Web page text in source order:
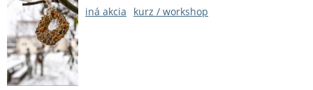
iná akcia kurz / workshop